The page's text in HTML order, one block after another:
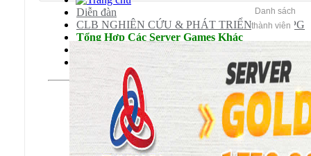
Danh sách
thành viên
Diễn đàn
CLB NGHIÊN CỨU & PHÁT TRIỂN MMORPG
Tổng Hợp Các Server Games Khác
Các Server Không Nằm Trong Box
Yêu Cầu - Hỏi Đáp